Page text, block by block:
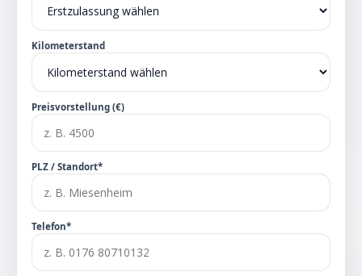
Kilometerstand
Preisvorstellung (€)
PLZ / Standort*
Telefon*